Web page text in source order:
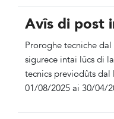
Avîs di post
Proroghe tecniche
sigurece intai lûcs di
tecnics previodûts dal
01/08/2025 ai 30/04/